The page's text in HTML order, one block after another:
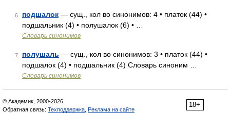
6 подшалок — сущ., кол во синонимов: 4 • платок (44) •
подшальник (4) • полушалок (6) • …
Словарь синонимов
7 полушаль — сущ., кол во синонимов: 3 • платок (44) •
подшалок (4) • подшальник (4) Словарь синоним …
Словарь синонимов
18+
© Академик, 2000-2026
Обратная связь: Техподдержка Реклама на сайте